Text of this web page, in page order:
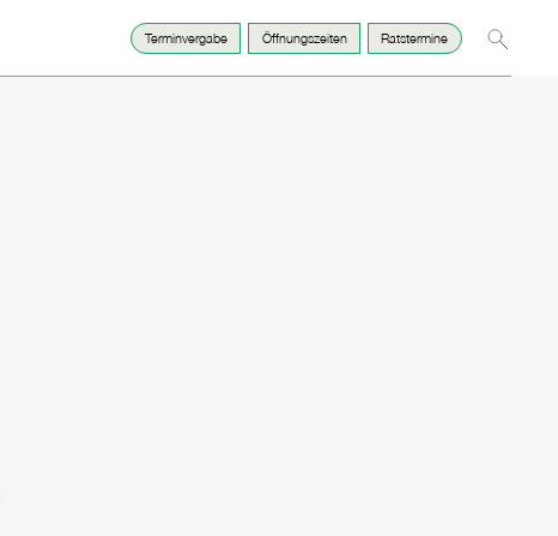
Terminvergabe Öffnungszeiten Ratstermine Suche